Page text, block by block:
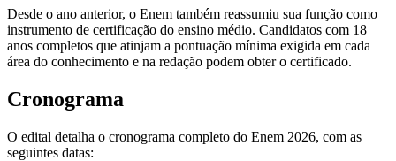
Desde o ano anterior, o Enem também reassumiu sua função como
instrumento de certificação do ensino médio. Candidatos com 18
anos completos que atinjam a pontuação mínima exigida em cada
área do conhecimento e na redação podem obter o certificado.
Cronograma
O edital detalha o cronograma completo do Enem 2026, com as
seguintes datas: